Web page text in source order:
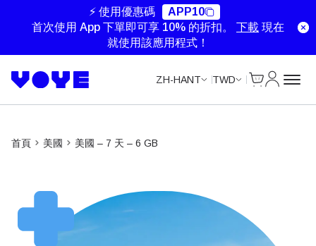
⚡ 使用優惠碼
APP10
首次使用 App 下單即可享 10% 的折扣。 下載 現在
就使用該應用程式！
ZH-HANT TWD
首頁 美國 美國 – 7 天 – 6 GB